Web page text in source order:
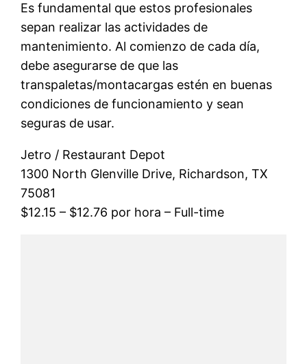
Es fundamental que estos profesionales
sepan realizar las actividades de
mantenimiento. Al comienzo de cada día,
debe asegurarse de que las
transpaletas/montacargas estén en buenas
condiciones de funcionamiento y sean
seguras de usar.
Jetro / Restaurant Depot
1300 North Glenville Drive, Richardson, TX
75081
$12.15 – $12.76 por hora – Full-time